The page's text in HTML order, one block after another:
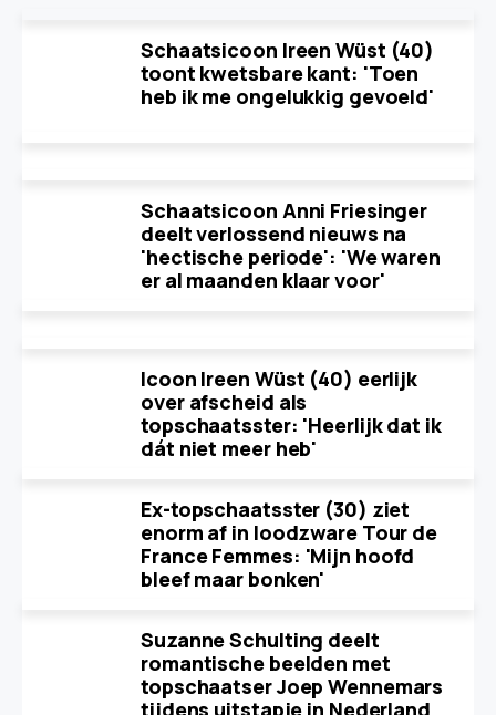
Schaatsicoon Ireen Wüst (40)
toont kwetsbare kant: 'Toen
heb ik me ongelukkig gevoeld'
Schaatsicoon Anni Friesinger
deelt verlossend nieuws na
'hectische periode': 'We waren
er al maanden klaar voor'
Icoon Ireen Wüst (40) eerlijk
over afscheid als
topschaatsster: 'Heerlijk dat ik
dát niet meer heb'
Ex-topschaatsster (30) ziet
enorm af in loodzware Tour de
France Femmes: 'Mijn hoofd
bleef maar bonken'
Suzanne Schulting deelt
romantische beelden met
topschaatser Joep Wennemars